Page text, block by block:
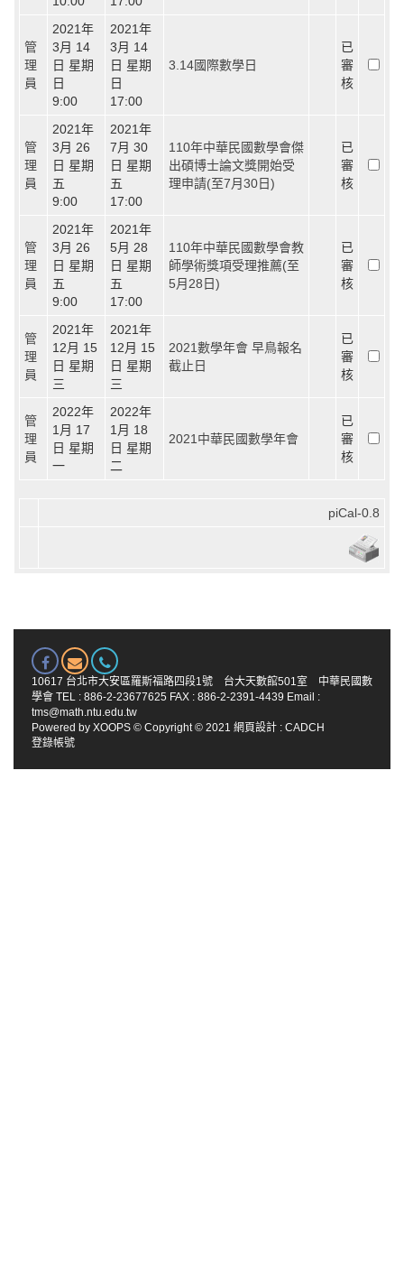
管
理
員
2021年
3月 14
日 星期
日
9:00
2021年
3月 14
日 星期
日
17:00
3.14國際數學日
已
審
核
管
理
員
2021年
3月 26
日 星期
五
9:00
2021年
7月 30
日 星期
五
17:00
110年中華民國數學會傑
出碩博士論文獎開始受
理申請(至7月30日)
已
審
核
管
理
員
2021年
3月 26
日 星期
五
9:00
2021年
5月 28
日 星期
五
17:00
110年中華民國數學會教
師學術獎項受理推薦(至
5月28日)
已
審
核
管
理
員
2021年
12月 15
日 星期
三
2021年
12月 15
日 星期
三
2021數學年會 早鳥報名
截止日
已
審
核
管
理
員
2022年
1月 17
日 星期
一
2022年
1月 18
日 星期
二
2021中華民國數學年會
已
審
核
piCal-0.8
10617 台北市大安區羅斯福路四段1號 台大天數館501室 中華民國數
學會 TEL : 886-2-23677625 FAX : 886-2-2391-4439 Email :
tms@math.ntu.edu.tw
Powered by XOOPS © Copyright © 2021 網頁設計 : CADCH
登錄帳號